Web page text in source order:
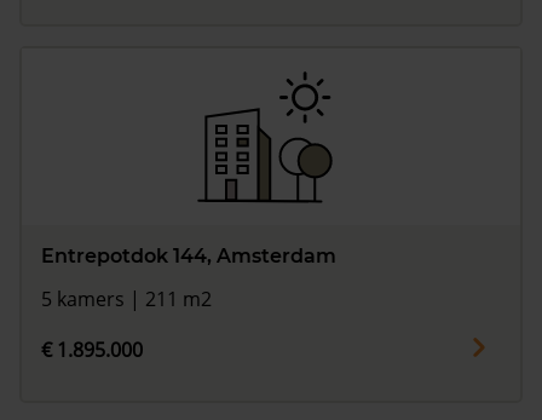
Entrepotdok 144, Amsterdam
5 kamers | 211 m2
€ 1.895.000